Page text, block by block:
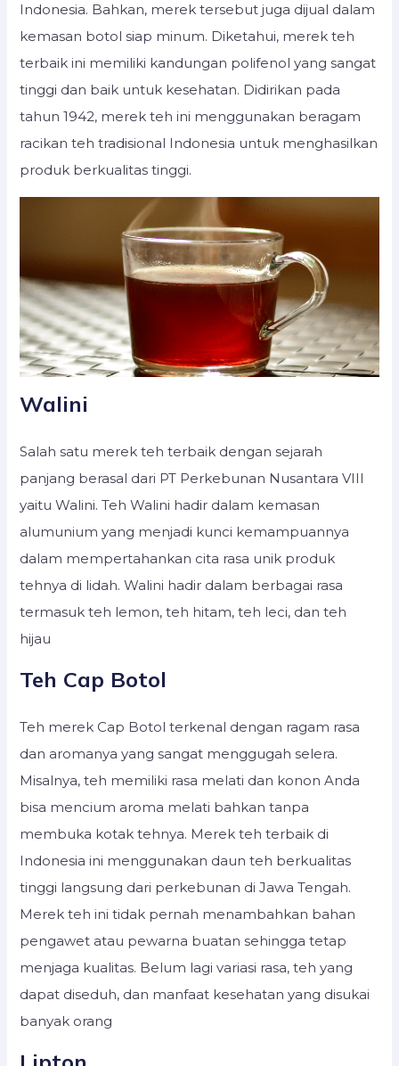
Indonesia. Bahkan, merek tersebut juga dijual dalam
kemasan botol siap minum. Diketahui, merek teh
terbaik ini memiliki kandungan polifenol yang sangat
tinggi dan baik untuk kesehatan. Didirikan pada
tahun 1942, merek teh ini menggunakan beragam
racikan teh tradisional Indonesia untuk menghasilkan
produk berkualitas tinggi.
Walini
Salah satu merek teh terbaik dengan sejarah
panjang berasal dari PT Perkebunan Nusantara VIII
yaitu Walini. Teh Walini hadir dalam kemasan
alumunium yang menjadi kunci kemampuannya
dalam mempertahankan cita rasa unik produk
tehnya di lidah. Walini hadir dalam berbagai rasa
termasuk teh lemon, teh hitam, teh leci, dan teh
hijau
Teh Cap Botol
Teh merek Cap Botol terkenal dengan ragam rasa
dan aromanya yang sangat menggugah selera.
Misalnya, teh memiliki rasa melati dan konon Anda
bisa mencium aroma melati bahkan tanpa
membuka kotak tehnya. Merek teh terbaik di
Indonesia ini menggunakan daun teh berkualitas
tinggi langsung dari perkebunan di Jawa Tengah.
Merek teh ini tidak pernah menambahkan bahan
pengawet atau pewarna buatan sehingga tetap
menjaga kualitas. Belum lagi variasi rasa, teh yang
dapat diseduh, dan manfaat kesehatan yang disukai
banyak orang